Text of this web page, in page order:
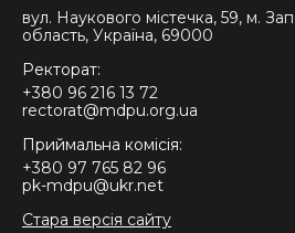
вул. Наукового містечка, 59, м.
область, Україна, 69000
Ректорат:
+380 96 216 13 72
rectorat@mdpu.org.ua
Приймальна комісія:
+380 97 765 82 96
pk-mdpu@ukr.net
Стара версія сайту